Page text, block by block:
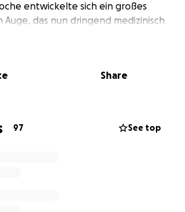
entwickelte sich ein großes
Auge, das nun dringend medizinisch
muss.
und die medizinische
begleichen zu können, hat
Anton seine beiden Kühe verkauft –
Share
97 See top